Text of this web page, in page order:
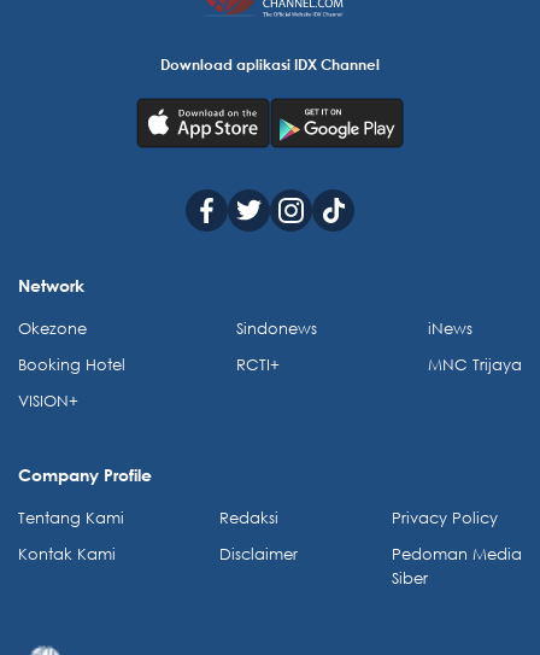
Download aplikasi IDX Channel
Network
Okezone
Booking Hotel
VISION+
Sindonews
RCTI+
iNews
MNC Trijaya
Company Profile
Tentang Kami
Kontak Kami
Redaksi
Disclaimer
Privacy Policy
Pedoman Media
Siber